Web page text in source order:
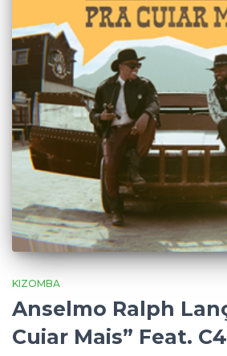
KIZOMBA
Anselmo Ralph
Cuiar Mais” Feat.